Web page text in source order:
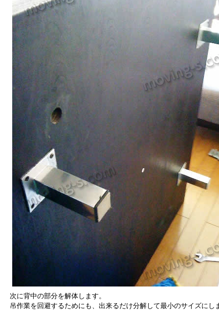
次に背中の部分を解体します。
吊作業を回避するためにも、出来るだけ分解して最小のサイズにし